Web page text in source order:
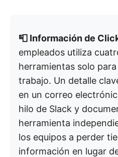
📮 Información de
empleados utiliza
herramientas solo
trabajo. Un detalle
en un correo
hilo de Slack y
herramienta
los equipos a perder
información en lugar